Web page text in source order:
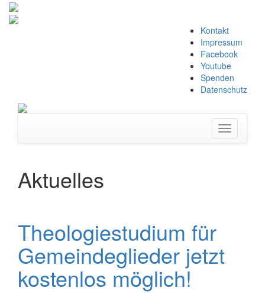
Kontakt
Impressum
Facebook
Youtube
Spenden
Datenschutz
Navigation
Aktuelles
Theologiestudium für
Gemeindeglieder jetzt
kostenlos möglich!